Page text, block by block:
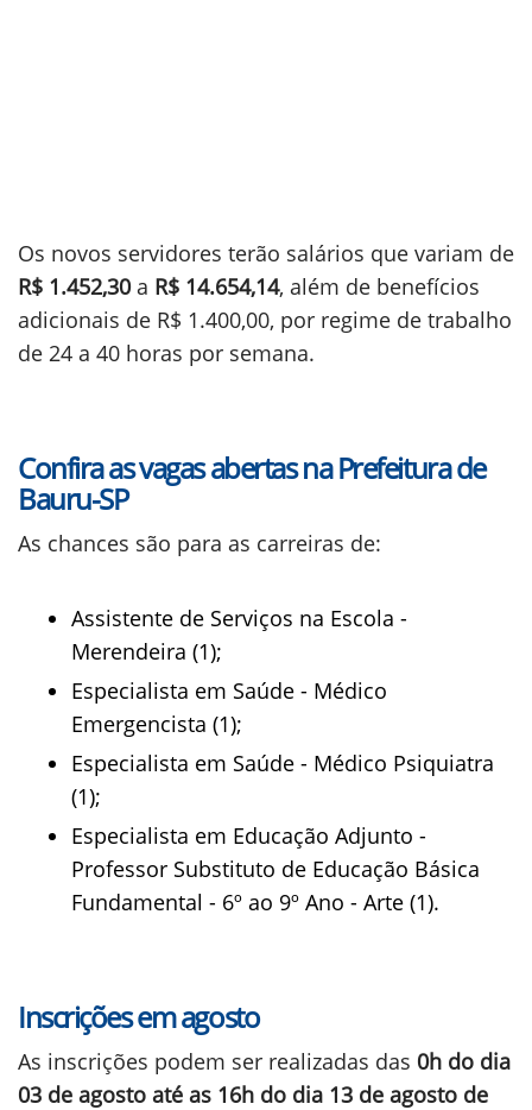
Os novos servidores terão salários que variam de
R$ 1.452,30a R$ 14.654,14, além de benefícios
adicionais de R$ 1.400,00, por regime de trabalho
de 24 a 40 horas por semana.
Confira as vagas abertas na Prefeitura de
Bauru-SP
As chances são para as carreiras de:
Assistente de Serviços na Escola -
Merendeira (1);
Especialista em Saúde - Médico
Emergencista (1);
Especialista em Saúde - Médico Psiquiatra
(1);
Especialista em Educação Adjunto -
Professor Substituto de Educação Básica
Fundamental - 6º ao 9º Ano - Arte (1).
Inscrições em agosto
As inscrições podem ser realizadas das 0h do dia
03 de agosto até as 16h do dia 13 de agosto de